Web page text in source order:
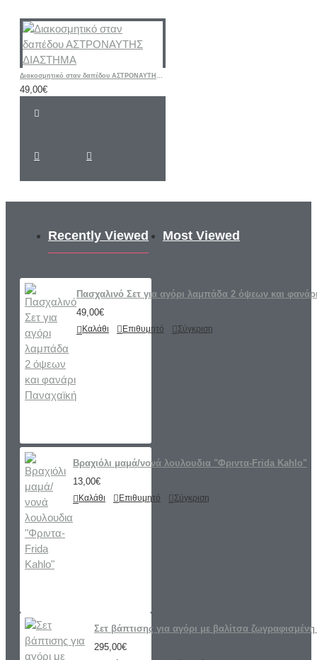
Διακοσμητικό σταν δαπέδου ΑΣΤΡΟΝΑΥΤΗΣ ΔΙΑΣΤΗΜΑ
49,00€
Recently Viewed Most Viewed
Πασχαλινό Σετ για αγόρι λαμπάδα 2 όψεων και
49,00€
Καλάθι Επιθυμητό Σύγκριση
Βραχιόλι μαμά/νονά λουλουδια "Φριντα-Frida Kahlo"
13,00€
Καλάθι Επιθυμητό Σύγκριση
Σετ βάπτισης για αγόρι με βαλίτσα
295,00€